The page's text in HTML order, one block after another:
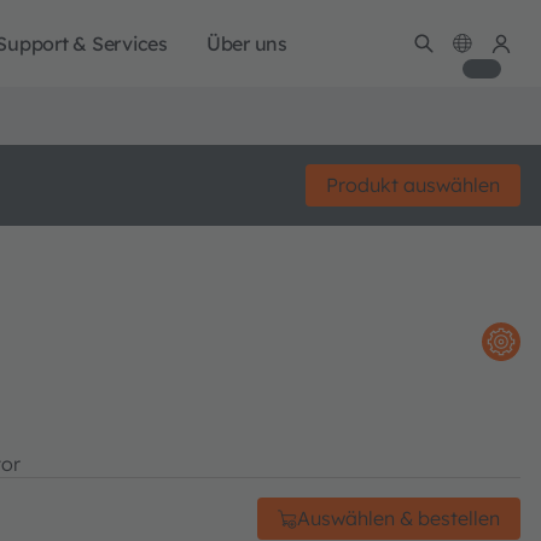
& Services Über uns
Produkt auswählen
Auswählen & bestellen